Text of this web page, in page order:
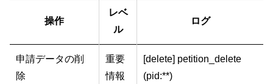
操作
レベ
ル
ログ
申請データの削
除
重要
情報
[delete] petition_delete
(pid:**)